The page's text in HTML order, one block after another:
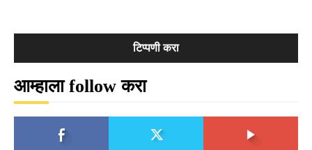
आम्हाला follow करा